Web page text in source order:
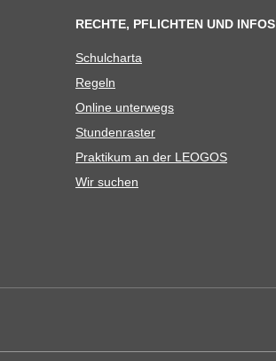
RECHTE, PFLICHTEN UND INFOS
Schul­charta
Regeln
Online unter­wegs
Stun­den­ras­ter
Prak­ti­kum an der LEOGOS
Wir suchen